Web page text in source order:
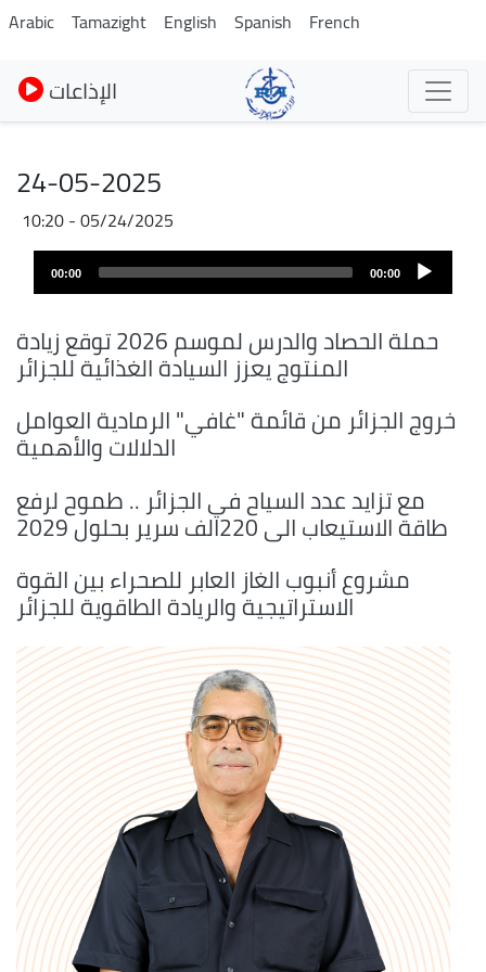
Skip
to
main
content
Arabic Tamazight English Spanish French
الإذاعات
24-05-2025
05/24/2025 - 10:20
00:00
00:00
حملة الحصاد والدرس لموسم 2026 توقع زيادة
المنتوج يعزز السيادة الغذائية للجزائر
خروج الجزائر من قائمة "غافي" الرمادية العوامل
الدلالات والأهمية
مع تزايد عدد السياح في الجزائر .. طموح لرفع
طاقة الاستيعاب الى 220الف سرير بحلول 2029
مشروع أنبوب الغاز العابر للصحراء بين القوة
الاستراتيجية والريادة الطاقوية للجزائر